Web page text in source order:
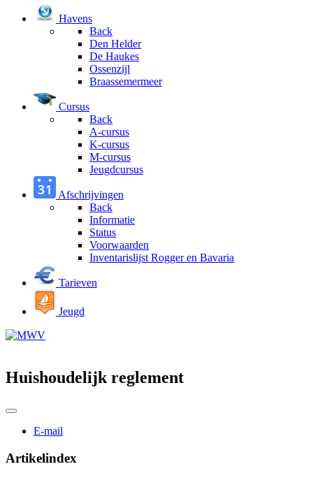
Havens
Back
Den Helder
De Haukes
Ossenzijl
Braassemermeer
Cursus
Back
A-cursus
K-cursus
M-cursus
Jeugdcursus
Afschrijvingen
Back
Informatie
Status
Voorwaarden
Inventarislijst Rogger en Bavaria
Tarieven
Jeugd
Huishoudelijk reglement
E-mail
Artikelindex